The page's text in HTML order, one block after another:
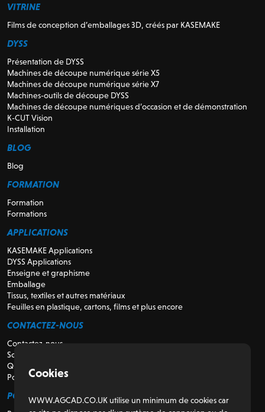
VITRINE
Films de conception d’emballages 3D, créés par KASEMAKE
DYSS
Présentation de DYSS
Machines de découpe numérique série X5
Machines de découpe numérique série X7
Machines-outils de découpe DYSS
Machines de découpe numériques d’occasion et de démonstration
K-CUT Vision
Installation
BLOG
Blog
FORMATION
Formation
Formations
APPLICATIONS
KASEMAKE Applications
DYSS Applications
Enseigne et graphisme
Emballage
Tissus, textiles et autres matériaux
Feuilles en plastique, cartons, films et plus encore
CONTACTEZ-NOUS
Contactez-nous
Soutien
Qui sommes-nous
Pour les revendeurs
POUR LES CLIENTS
Cookies
WWW.AGCAD.CO.UK utilise un minimum de cookies car